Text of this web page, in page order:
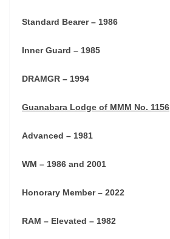
Standard Bearer – 1986
Inner Guard – 1985
DRAMGR – 1994
Guanabara Lodge of MMM No. 1156
Advanced – 1981
WM – 1986 and 2001
Honorary Member – 2022
RAM – Elevated – 1982